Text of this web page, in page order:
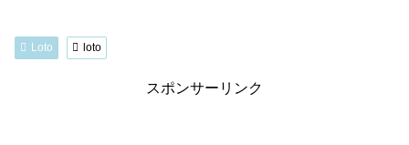
Loto loto
スポンサーリンク